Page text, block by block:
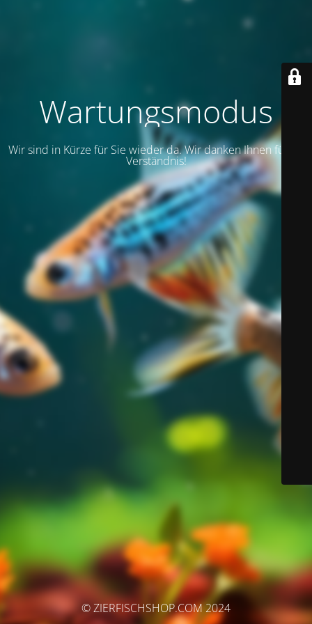
Wartungsmodus
Wir sind in Kürze für Sie wieder da. Wir danken Ihnen für Ihr
Verständnis!
© ZIERFISCHSHOP.COM 2024